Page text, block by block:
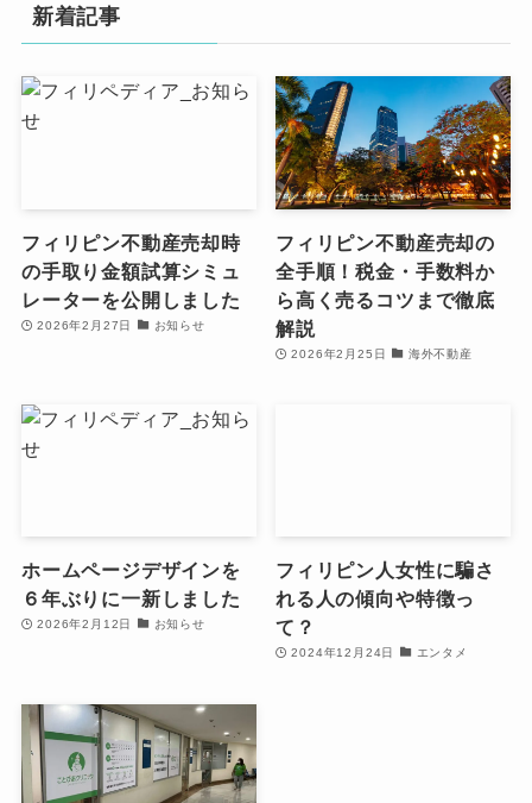
新着記事
フィリピン不動産売却時
の手取り金額試算シミュ
レーターを公開しました
2026年2月27日 お知らせ
フィリピン不動産売却の
全手順！税金・手数料か
ら高く売るコツまで徹底
解説
2026年2月25日 海外不動産
ホームページデザインを
６年ぶりに一新しました
2026年2月12日 お知らせ
フィリピン人女性に騙さ
れる人の傾向や特徴っ
て？
2024年12月24日 エンタメ